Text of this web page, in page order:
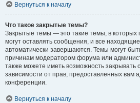
Вернуться к началу
Что такое закрытые темы?
Закрытые темы — это такие темы, в которых
могут оставлять сообщения, и все
автоматически завершаются. Темы могут
причинам модератором форума или
также можете иметь возможность
зависимости от прав, предоставленных вам
конференции.
Вернуться к началу